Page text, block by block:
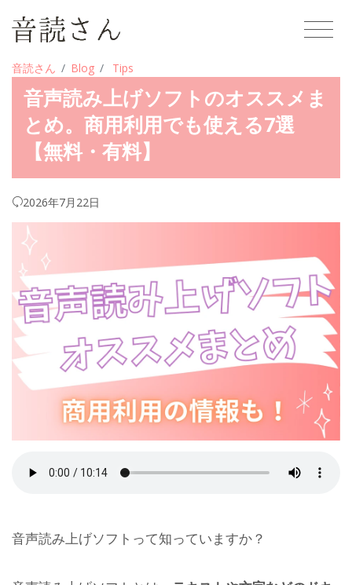
音読さん Blog Tips
音声読み上げソフトのオススメま
とめ。商用利用でも使える7選
【無料・有料】
2026年7月22日
音声読み上げソフトって知っていますか？